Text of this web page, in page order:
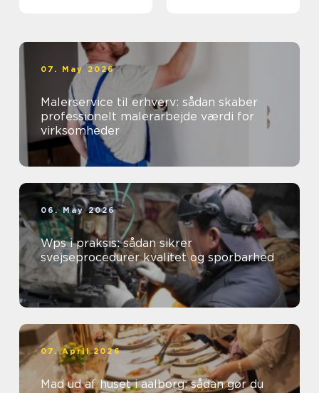
07. May 2026
Malerservice til erhverv: sådan skaber
professionelt malerarbejde værdi for
virksomheder
06. May 2026
Wps i praksis: sådan sikrer
svejseprocedurer kvalitet og sporbarhed
07. April 2026
Mad ud af huset i aalborg: sådan gør du